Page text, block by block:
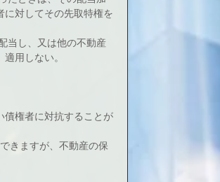
に対してその先取特権を
当し、又は他の不動産
用しない。
債権者に対抗することが
きますが、不動産の保